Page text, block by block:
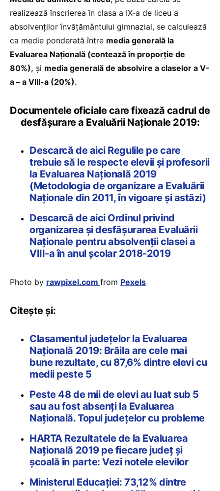
realizează înscrierea în clasa a IX-a de liceu a
absolvenților învățământului gimnazial, se calculează
ca medie ponderată între media generală la
Evaluarea Naţională (contează în proporție de
80%), şi media generală de absolvire a claselor a V-
a – a VIII-a (20%).
Documentele oficiale care fixează cadrul de
desfășurare a Evaluării Naționale 2019:
Descarcă de aici Regulile pe care
trebuie să le respecte elevii și profesorii
la Evaluarea Națională 2019
(Metodologia de organizare a Evaluării
Naționale din 2011, în vigoare și astăzi)
Descarcă de aici Ordinul privind
organizarea și desfășurarea Evaluării
Naționale pentru absolvenții clasei a
VIII-a în anul școlar 2018-2019
Photo by rawpixel.com from Pexels
Citește și:
Clasamentul județelor la Evaluarea
Națională 2019: Brăila are cele mai
bune rezultate, cu 87,6% dintre elevi cu
medii peste 5
Peste 48 de mii de elevi au luat sub 5
sau au fost absenți la Evaluarea
Națională. Topul județelor cu probleme
HARTA Rezultatele de la Evaluarea
Națională 2019 pe fiecare județ și
școală în parte: Vezi notele elevilor
Ministerul Educației: 73,12% dintre